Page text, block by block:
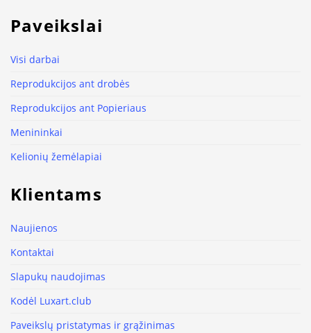
Paveikslai
Visi darbai
Reprodukcijos ant drobės
Reprodukcijos ant Popieriaus
Menininkai
Kelionių žemėlapiai
Klientams
Naujienos
Kontaktai
Slapukų naudojimas
Kodėl Luxart.club
Paveikslų pristatymas ir grąžinimas